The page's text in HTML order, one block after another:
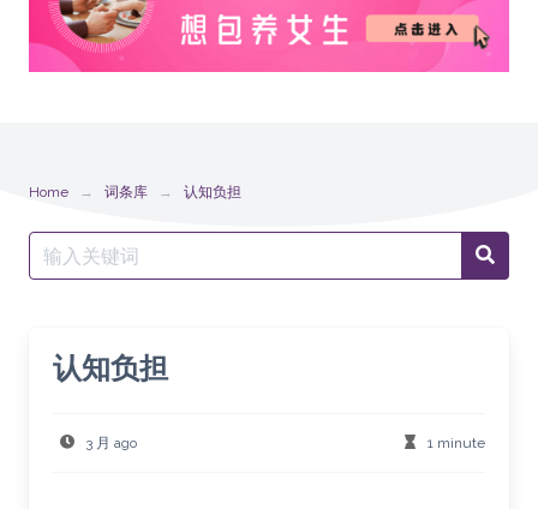
Home 词条库 认知负担
Search
for:
认知负担
3 月 ago 1 minute